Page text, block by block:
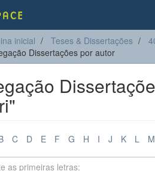
inicial Teses & Dissertações
Dissertações por autor
C D E F G H I J K L M